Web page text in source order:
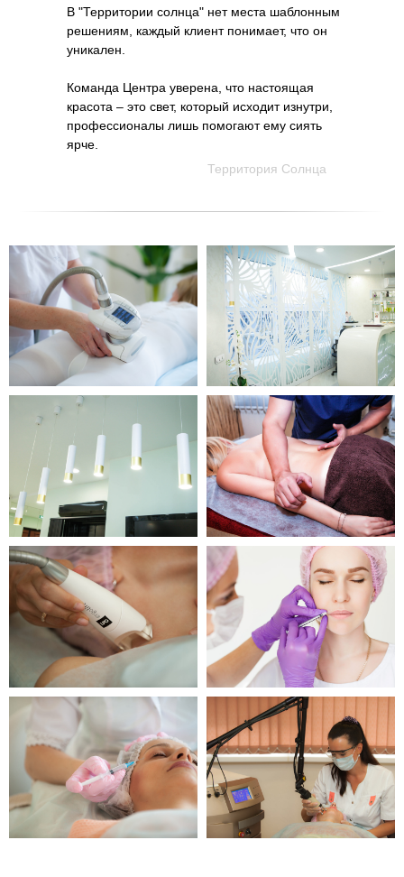
В "Территории солнца" нет места шаблонным
решениям, каждый клиент понимает, что он
уникален.
Команда Центра уверена, что настоящая
красота – это свет, который исходит изнутри,
профессионалы лишь помогают ему сиять
ярче.
Территория Солнца